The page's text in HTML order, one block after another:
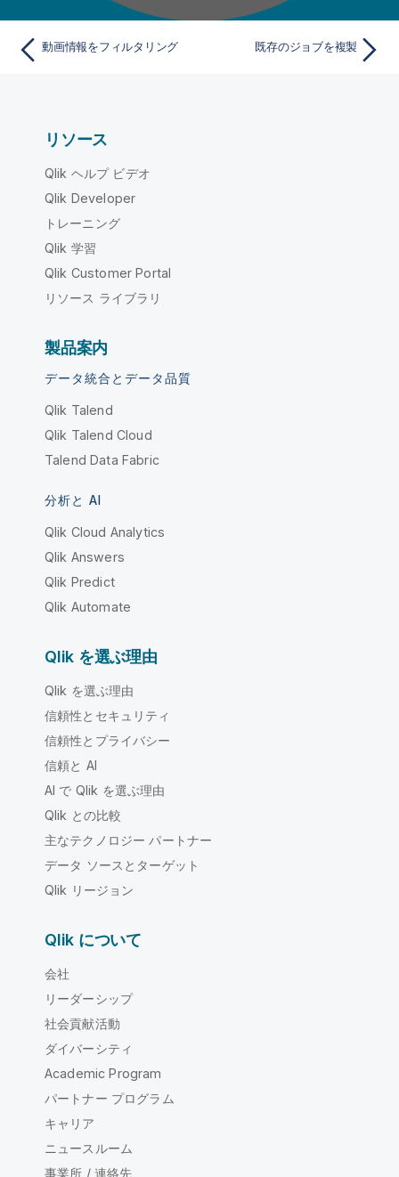
動画情報をフィルタリング 既存のジョブを複製
リソース
Qlik ヘルプ ビデオ
Qlik Developer
トレーニング
Qlik 学習
Qlik Customer Portal
リソース ライブラリ
製品案内
データ統合とデータ品質
Qlik Talend
Qlik Talend Cloud
Talend Data Fabric
分析と AI
Qlik Cloud Analytics
Qlik Answers
Qlik Predict
Qlik Automate
Qlik を選ぶ理由
Qlik を選ぶ理由
信頼性とセキュリティ
信頼性とプライバシー
信頼と AI
AI で Qlik を選ぶ理由
Qlik との比較
主なテクノロジー パートナー
データ ソースとターゲット
Qlik リージョン
Qlik について
会社
リーダーシップ
社会貢献活動
ダイバーシティ
Academic Program
パートナー プログラム
キャリア
ニュースルーム
事業所 / 連絡先